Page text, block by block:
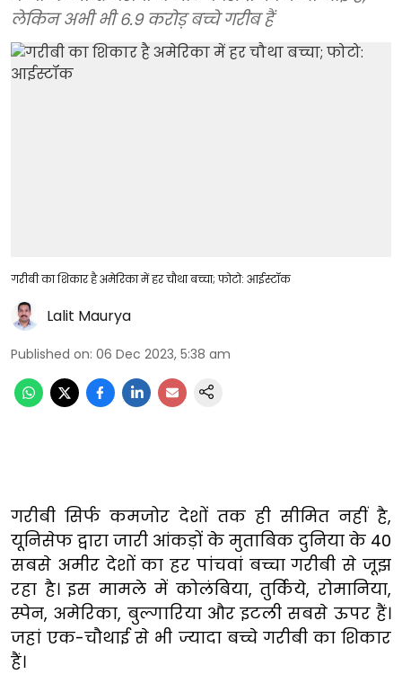
लेकिन अभी भी 6.9 करोड़ बच्चे गरीब हैं
गरीबी का शिकार है अमेरिका में हर चौथा बच्चा; फोटो: आईस्टॉक
Lalit Maurya
Published on: 06 Dec 2023, 5:38 am
गरीबी सिर्फ कमजोर देशों तक ही सीमित नहीं है,
यूनिसेफ द्वारा जारी आंकड़ों के मुताबिक दुनिया के 40
सबसे अमीर देशों का हर पांचवां बच्चा गरीबी से जूझ
रहा है। इस मामले में कोलंबिया, तुर्किये, रोमानिया,
स्पेन, अमेरिका, बुल्गारिया और इटली सबसे ऊपर हैं।
जहां एक-चौथाई से भी ज्यादा बच्चे गरीबी का शिकार
हैं।